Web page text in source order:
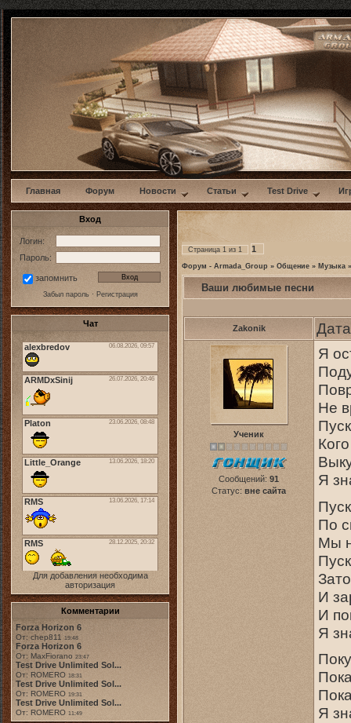
w
Главная Форум Новости Статьи Test Drive
Вход
Логин:
Пароль:
запомнить
Забыл пароль· Регистрация
Чат
Для добавления необходима
авторизация
Комментарии
Forza Horizon 6
От: chep811 19:48
Forza Horizon 6
От: MaxFiorano 23:47
Test Drive Unlimited Sol...
От: ROMERO 18:31
Test Drive Unlimited Sol...
От: ROMERO 19:31
Test Drive Unlimited Sol...
От: ROMERO 11:49
Страница 1 из 1 1
Форум - Armada_Group » Общение » Музыка »
Ваши любимые песни
Zakonik
Ученик
Сообщений: 91
Статус: вне сайта
Я
Не
Я
По
Мы
И
И
Я
Я